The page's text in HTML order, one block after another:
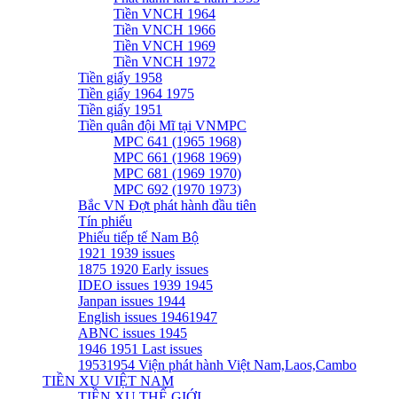
Tiền VNCH 1964
Tiền VNCH 1966
Tiền VNCH 1969
Tiền VNCH 1972
Tiền giấy 1958
Tiền giấy 1964 1975
Tiền giấy 1951
Tiền quân đội Mĩ tại VNMPC
MPC 641 (1965 1968)
MPC 661 (1968 1969)
MPC 681 (1969 1970)
MPC 692 (1970 1973)
Bắc VN Đợt phát hành đầu tiên
Tín phiếu
Phiếu tiếp tế Nam Bộ
1921 1939 issues
1875 1920 Early issues
IDEO issues 1939 1945
Janpan issues 1944
English issues 19461947
ABNC issues 1945
1946 1951 Last issues
19531954 Viện phát hành Việt Nam,Laos,Cambo
TIỀN XU VIỆT NAM